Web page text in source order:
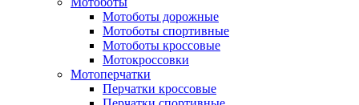
Мотоботы дорожные
Мотоботы спортивные
Мотоботы кроссовые
Мотокроссовки
Мотоперчатки
Перчатки кроссовые